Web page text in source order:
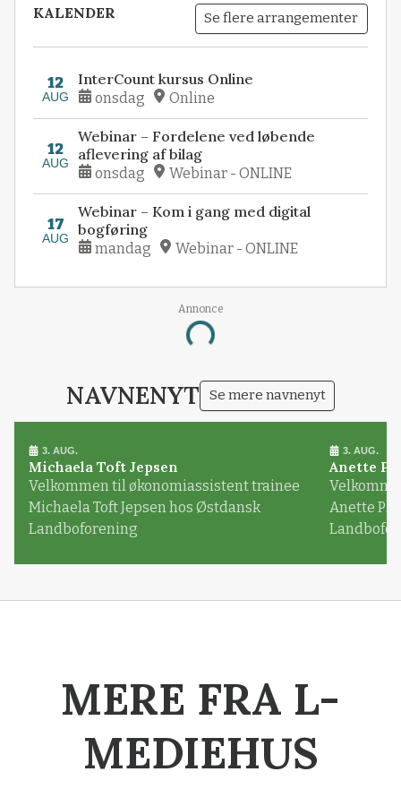
KALENDER Se flere arrangementer
12
AUG
InterCount kursus Online
onsdag Online
12
AUG
Webinar – Fordelene ved løbende
aflevering af bilag
onsdag Webinar - ONLINE
17
AUG
Webinar – Kom i gang med digital
bogføring
mandag Webinar - ONLINE
Annonce
Loading...
NAVNENYT Se mere navnenyt
3. AUG.
Michaela Toft Jepsen
Velkommen til økonomiassistent trainee
Michaela Toft Jepsen hos Østdansk
Landboforening
3. AUG.
Anette
Anette
MERE FRA L-
MEDIEHUS